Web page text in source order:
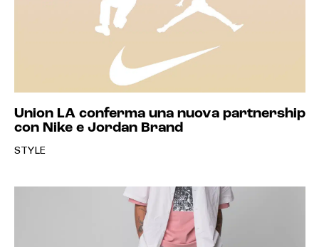
Union LA conferma una nuova partnership
con Nike e Jordan Brand
STYLE